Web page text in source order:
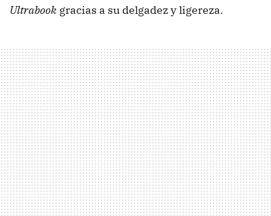
Ultrabook gracias a su delgadez y ligereza.